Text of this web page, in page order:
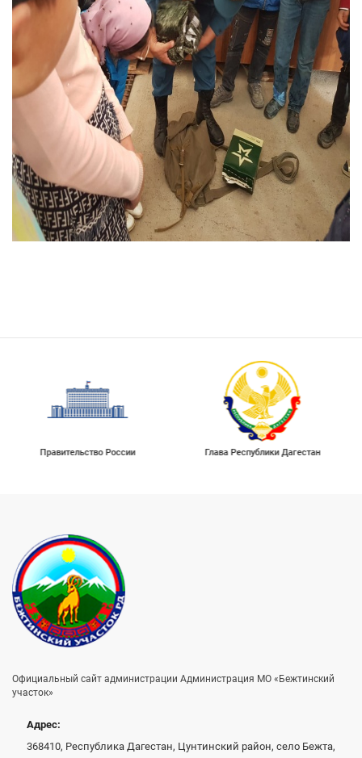
Глава Республики Дагестан
Портал государственных услуг
Российской Федерации
Официальный сайт администрации Администрация МО «Бежтинский
участок»
Адрес:
368410, Республика Дагестан, Цунтинский район, село Бежта,